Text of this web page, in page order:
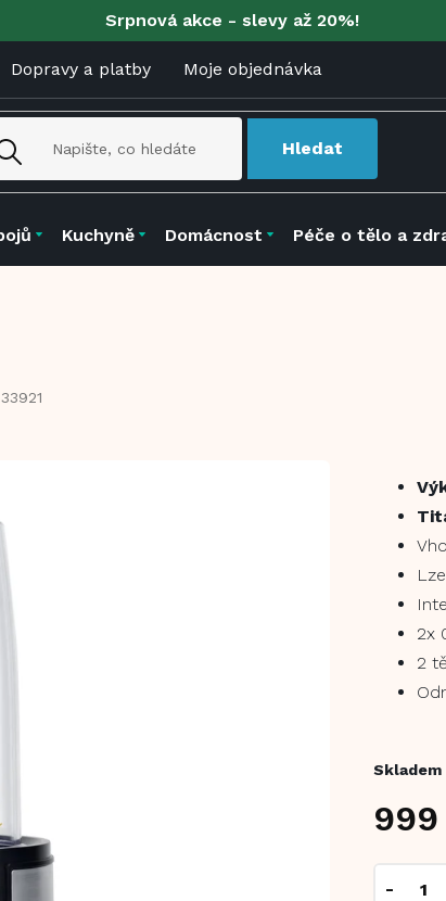
Srpnová akce - slevy až 20%!
Dopravy a platby Moje objednávka
Hledat
Kuchyně Domácnost Péče o tělo a
33921
Skladem
2x
2